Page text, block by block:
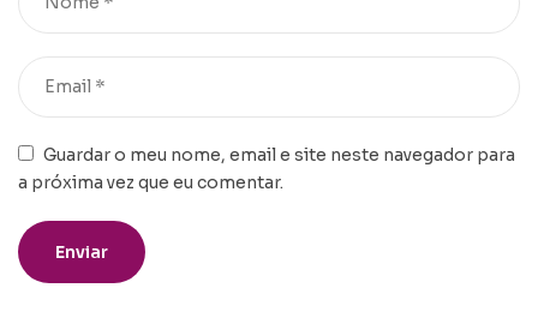
Guardar o meu nome, email e site neste navegador para
a próxima vez que eu comentar.